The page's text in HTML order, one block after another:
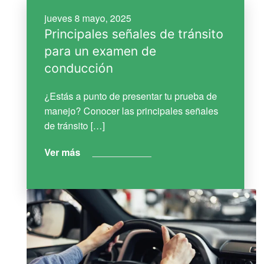
jueves 8 mayo, 2025
Principales señales de tránsito
para un examen de
conducción
¿Estás a punto de presentar tu prueba de
manejo? Conocer las principales señales
de tránsito […]
Ver más